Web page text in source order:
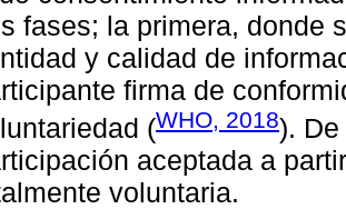
fases; la primera, donde
y calidad de
firma de
(WHO, 2018).
aceptada a
voluntaria.